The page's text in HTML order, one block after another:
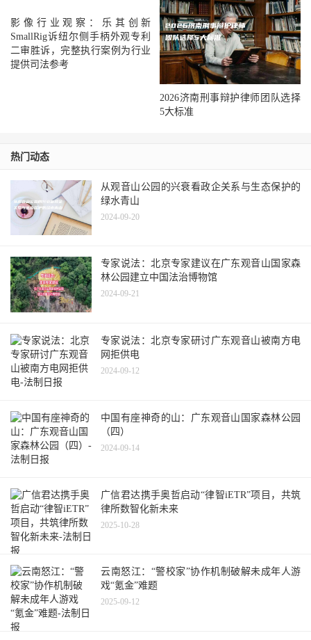
影像行业观察：乐其创新
SmallRig诉纽尔侧手柄外观专利
二审胜诉，完整执行案例为行业
提供司法参考
2026济南刑事辩护律师团队选择
5大标准
热门动态
从观音山公园的兴衰看政企关系与生态保护的
绿水青山
2024-09-20
专家说法：北京专家建议在广东观音山国家森
林公园建立中国法治博物馆
2024-09-21
专家说法：北京专家研讨广东观音山被南方电
网拒供电
2024-09-12
中国有座神奇的山：广东观音山国家森林公园
（四）
2024-09-14
广信君达携手奥哲启动“律智iETR”项目，共筑
律所数智化新未来
2025-10-28
云南怒江：“警校家”协作机制破解未成年人游
戏“氪金”难题
2025-09-12